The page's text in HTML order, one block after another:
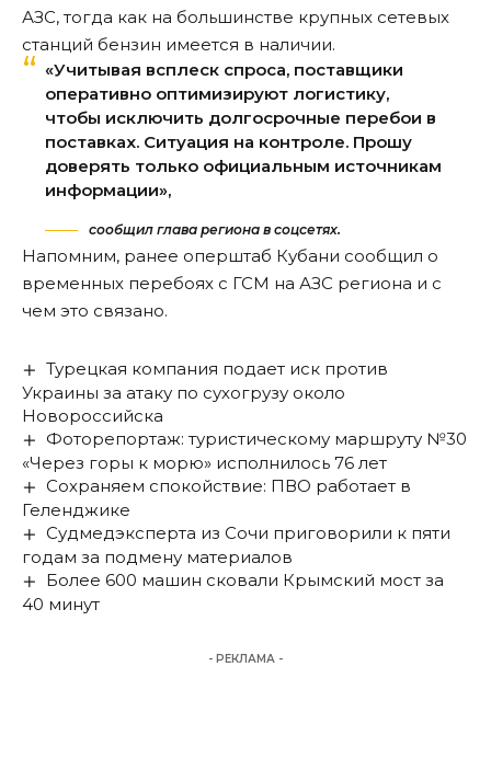
АЗС, тогда как на большинстве крупных сетевых
станций бензин имеется в наличии.
«Учитывая всплеск спроса, поставщики
оперативно оптимизируют логистику,
чтобы исключить долгосрочные перебои в
поставках. Ситуация на контроле. Прошу
доверять только официальным источникам
информации»,
сообщил глава региона в соцсетях.
Напомним, ранее оперштаб Кубани сообщил о
временных перебоях с ГСМ на АЗС региона и с
чем это связано.
Турецкая компания подает иск против
Украины за атаку по сухогрузу около
Новороссийска
Фоторепортаж: туристическому маршруту №30
«Через горы к морю» исполнилось 76 лет
Сохраняем спокойствие: ПВО работает в
Геленджике
Судмедэксперта из Сочи приговорили к пяти
годам за подмену материалов
Более 600 машин сковали Крымский мост за
40 минут
- РЕКЛАМА -